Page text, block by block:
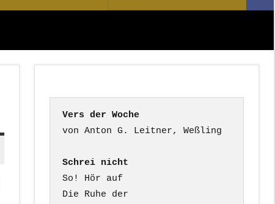
nach:
Vers der Woche
Schrei nicht
So! Hör auf
Die Ruhe der